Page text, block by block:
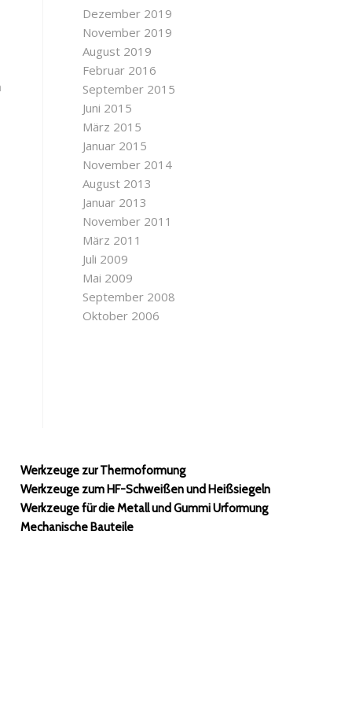
Dezember 2019
November 2019
August 2019
Februar 2016
September 2015
Juni 2015
März 2015
Januar 2015
November 2014
August 2013
Januar 2013
November 2011
März 2011
Juli 2009
Mai 2009
September 2008
Oktober 2006
Werkzeuge zur Thermoformung
Werkzeuge zum HF-Schweißen und Heißsiegeln
Werkzeuge für die Metall und Gummi Urformung
Mechanische Bauteile